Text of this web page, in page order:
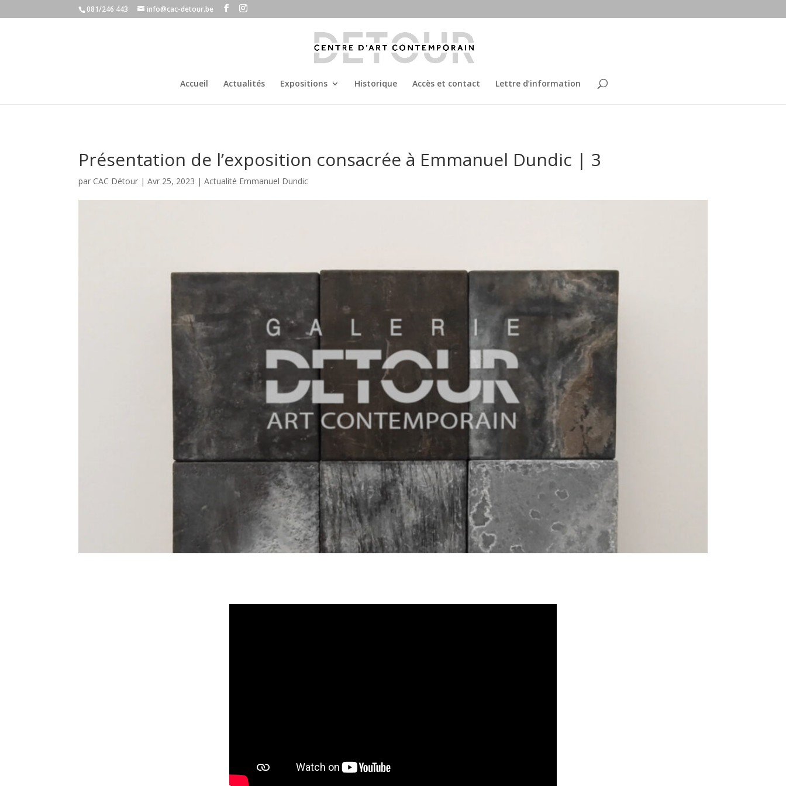
081/246 443 info@cac-detour.be
Accueil Actualités Expositions Historique Accès et contact Lettre d’information
Présentation de l’exposition consacrée à Emmanuel Dundic | 3
par CAC Détour |Avr 25, 2023 |Actualité Emmanuel Dundic